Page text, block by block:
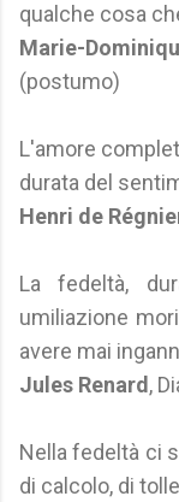
qualche cosa
Marie-
(postumo)
L'amore
durata del
Henri de
La fedeltà,
umiliazione
avere mai
Jules Renard ,
Nella fedeltà ci
di calcolo, di